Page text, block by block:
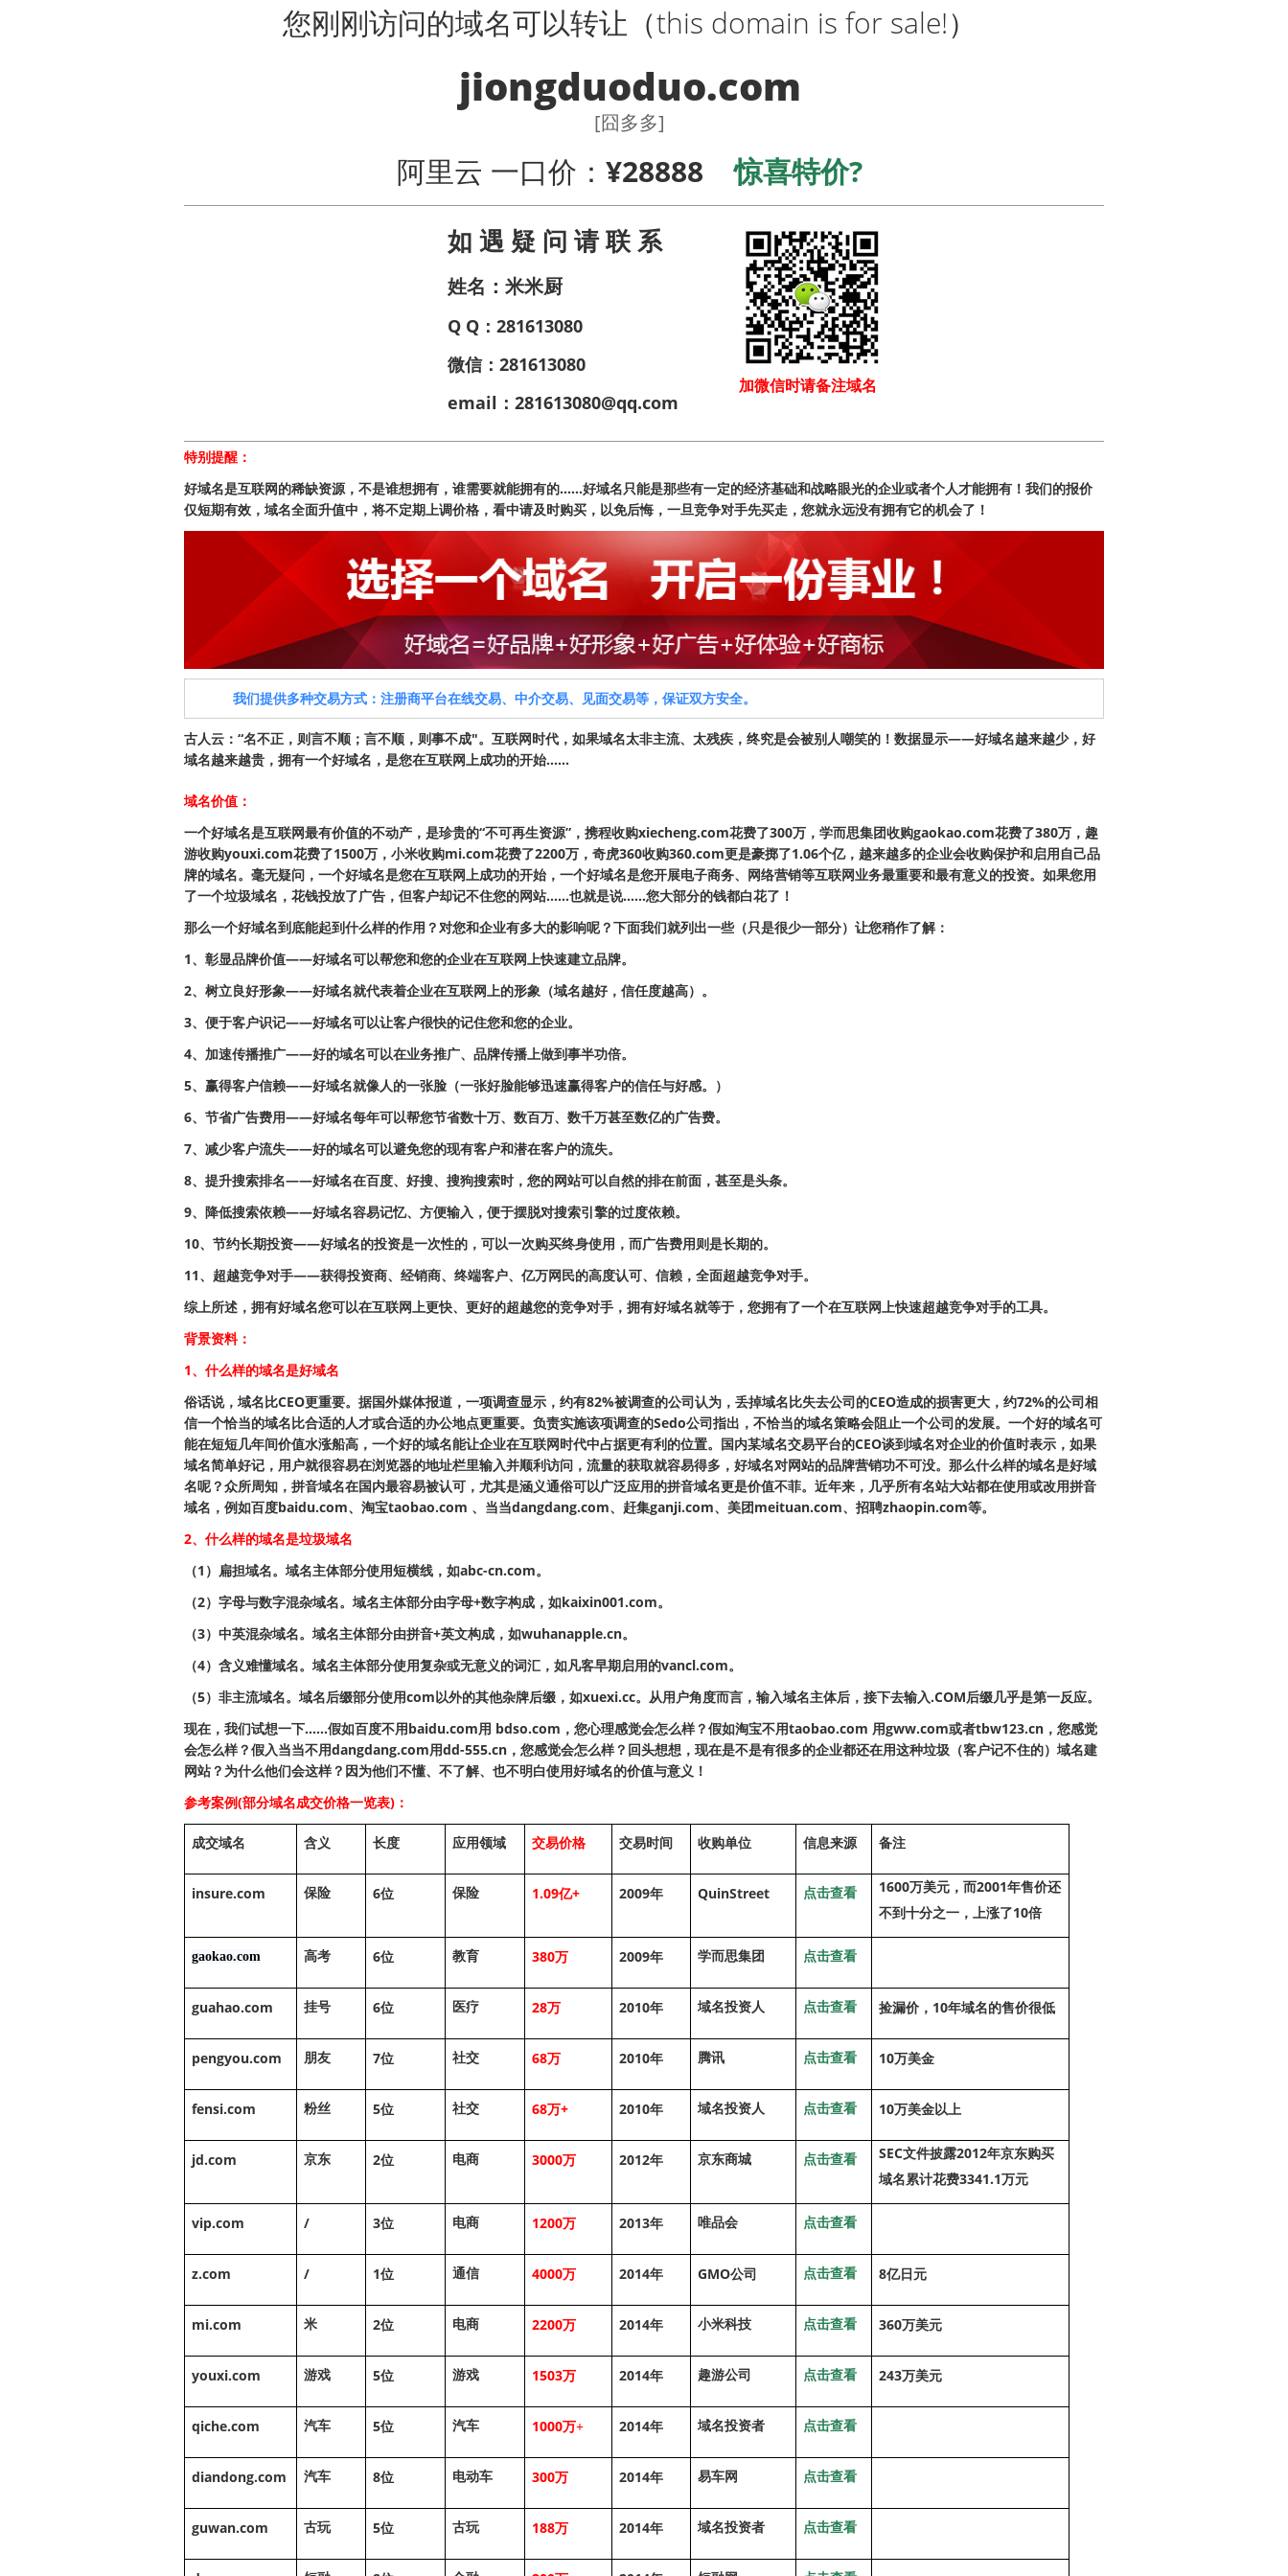
您刚刚访问的域名可以转让（this domain is for sale!）
jiongduoduo.com
[囧多多]
阿里云 一口价： ¥28888惊喜特价?
如 遇 疑 问 请 联 系
姓名：米米厨
Q Q：281613080
微信：281613080
email：281613080@qq.com
加微信时请备注域名
特别提醒：
好域名是互联网的稀缺资源，不是谁想拥有，谁需要就能拥有的……好域名只能是那些有一定的经济基础和战略眼光的企业或者个人才能拥有！我们的报价
仅短期有效，域名全面升值中，将不定期上调价格，看中请及时购买，以免后悔，一旦竞争对手先买走，您就永远没有拥有它的机会了！
我们提供多种交易方式：注册商平台在线交易、中介交易、见面交易等，保证双方安全。
古人云：“名不正，则言不顺；言不顺，则事不成"。互联网时代，如果域名太非主流、太残疾，终究是会被别人嘲笑的！数据显示——好域名越来越少，好
域名越来越贵，拥有一个好域名，是您在互联网上成功的开始......
域名价值：
一个好域名是互联网最有价值的不动产，是珍贵的“不可再生资源”，携程收购xiecheng.com花费了300万，学而思集团收购gaokao.com花费了380万，趣
游收购youxi.com花费了1500万，小米收购mi.com花费了2200万，奇虎360收购360.com更是豪掷了1.06个亿，越来越多的企业会收购保护和启用自己品
牌的域名。毫无疑问，一个好域名是您在互联网上成功的开始，一个好域名是您开展电子商务、网络营销等互联网业务最重要和最有意义的投资。如果您用
了一个垃圾域名，花钱投放了广告，但客户却记不住您的网站……也就是说……您大部分的钱都白花了！
那么一个好域名到底能起到什么样的作用？对您和企业有多大的影响呢？下面我们就列出一些（只是很少一部分）让您稍作了解：
1、彰显品牌价值——好域名可以帮您和您的企业在互联网上快速建立品牌。
2、树立良好形象——好域名就代表着企业在互联网上的形象（域名越好，信任度越高）。
3、便于客户识记——好域名可以让客户很快的记住您和您的企业。
4、加速传播推广——好的域名可以在业务推广、品牌传播上做到事半功倍。
5、赢得客户信赖——好域名就像人的一张脸（一张好脸能够迅速赢得客户的信任与好感。）
6、节省广告费用——好域名每年可以帮您节省数十万、数百万、数千万甚至数亿的广告费。
7、减少客户流失——好的域名可以避免您的现有客户和潜在客户的流失。
8、提升搜索排名——好域名在百度、好搜、搜狗搜索时，您的网站可以自然的排在前面，甚至是头条。
9、降低搜索依赖——好域名容易记忆、方便输入，便于摆脱对搜索引擎的过度依赖。
10、节约长期投资——好域名的投资是一次性的，可以一次购买终身使用，而广告费用则是长期的。
11、超越竞争对手——获得投资商、经销商、终端客户、亿万网民的高度认可、信赖，全面超越竞争对手。
综上所述，拥有好域名您可以在互联网上更快、更好的超越您的竞争对手，拥有好域名就等于，您拥有了一个在互联网上快速超越竞争对手的工具。
背景资料：
1、什么样的域名是好域名
俗话说，域名比CEO更重要。据国外媒体报道，一项调查显示，约有82%被调查的公司认为，丢掉域名比失去公司的CEO造成的损害更大，约72%的公司相
信一个恰当的域名比合适的人才或合适的办公地点更重要。负责实施该项调查的Sedo公司指出，不恰当的域名策略会阻止一个公司的发展。一个好的域名可
能在短短几年间价值水涨船高，一个好的域名能让企业在互联网时代中占据更有利的位置。国内某域名交易平台的CEO谈到域名对企业的价值时表示，如果
域名简单好记，用户就很容易在浏览器的地址栏里输入并顺利访问，流量的获取就容易得多，好域名对网站的品牌营销功不可没。那么什么样的域名是好域
名呢？众所周知，拼音域名在国内最容易被认可，尤其是涵义通俗可以广泛应用的拼音域名更是价值不菲。近年来，几乎所有名站大站都在使用或改用拼音
域名，例如百度baidu.com、淘宝taobao.com 、当当dangdang.com、赶集ganji.com、美团meituan.com、招聘zhaopin.com等。
2、什么样的域名是垃圾域名
（1）扁担域名。域名主体部分使用短横线，如abc-cn.com。
（2）字母与数字混杂域名。域名主体部分由字母+数字构成，如kaixin001.com。
（3）中英混杂域名。域名主体部分由拼音+英文构成，如wuhanapple.cn。
（4）含义难懂域名。域名主体部分使用复杂或无意义的词汇，如凡客早期启用的vancl.com。
（5）非主流域名。域名后缀部分使用com以外的其他杂牌后缀，如xuexi.cc。从用户角度而言，输入域名主体后，接下去输入.COM后缀几乎是第一反应。
现在，我们试想一下……假如百度不用baidu.com用 bdso.com，您心理感觉会怎么样？假如淘宝不用taobao.com 用gww.com或者tbw123.cn，您感觉
会怎么样？假入当当不用dangdang.com用dd-555.cn，您感觉会怎么样？回头想想，现在是不是有很多的企业都还在用这种垃圾（客户记不住的）域名建
网站？为什么他们会这样？因为他们不懂、不了解、也不明白使用好域名的价值与意义！
参考案例(部分域名成交价格一览表)：
成交域名 含义 长度 应用领域 交易价格 交易时间 收购单位 信息来源 备注
insure.com 保险 6位 保险 1.09亿+ 2009年 QuinStreet 点击查看 1600万美元，而2001年售价还
不到十分之一，上涨了10倍
gaokao.com 高考 6位 教育 380万 2009年 学而思集团 点击查看
guahao.com 挂号 6位 医疗 28万 2010年 域名投资人 点击查看 捡漏价， 10年域名的售价很低
pengyou.com 朋友 7位 社交 68万 2010年 腾讯 点击查看 10万美金
fensi.com 粉丝 5位 社交 68万+ 2010年 域名投资人 点击查看 10万美金以上
jd.com 京东 2位 电商 3000万 2012年 京东商城 点击查看 SEC文件披露2012年京东购买
域名累计花费3341.1万元
vip.com / 3位 电商 1200万 2013年 唯品会 点击查看
z.com / 1位 通信 4000万 2014年 GMO公司 点击查看 8亿日元
mi.com 米 2位 电商 2200万 2014年 小米科技 点击查看 360万美元
youxi.com 游戏 5位 游戏 1503万 2014年 趣游公司 点击查看 243万美元
qiche.com 汽车 5位 汽车 1000万+ 2014年 域名投资者 点击查看
diandong.com 汽车 8位 电动车 300万 2014年 易车网 点击查看
guwan.com 古玩 5位 古玩 188万 2014年 域名投资者 点击查看